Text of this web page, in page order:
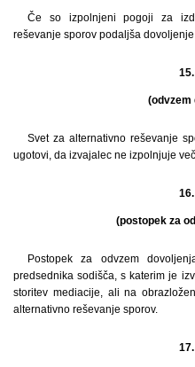
Če so izpolnjeni pogoji za
reševanje sporov podaljša
(odvzem
Svet za alternativno reševanje
ugotovi, da izvajalec ne izpolnjuje
(postopek za
Postopek za odvzem
predsednika sodišča, s katerim je
storitev mediacije, ali na
alternativno reševanje sporov.